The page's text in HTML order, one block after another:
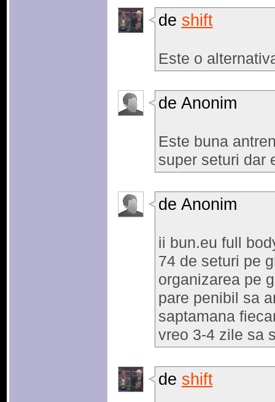
de shift
Este o
de Anonim
Este buna
super seturi dar
de Anonim
ii bun.eu full
74 de seturi pe
organizarea pe
pare penibil sa
saptamana
vreo 3-4 zile sa
de shift